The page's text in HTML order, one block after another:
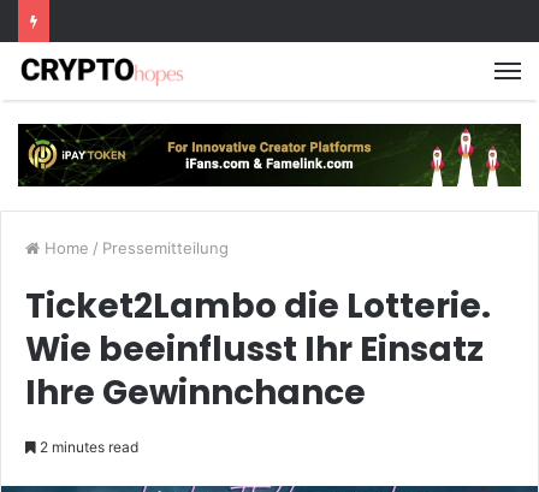
Home / Pressemitteilung
Ticket2Lambo die Lotterie.
Wie beeinflusst Ihr Einsatz
Ihre Gewinnchance
2 minutes read